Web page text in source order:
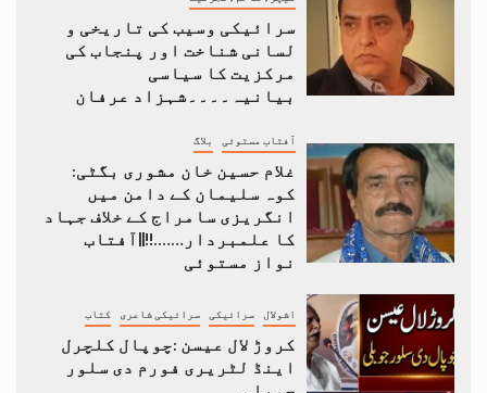
سرائیکی وسیب کی تاریخی و
لسانی شناخت اور پنجاب کی
مرکزیت کا سیاسی
بیانیہ۔۔۔۔شہزاد عرفان
آفتاب مستوئی بلاگ
غلام حسین خان مشوری بگٹی:
کوہ سلیمان کے دامن میں
انگریزی سامراج کے خلاف جہاد
کا علمبردار…….!!||آفتاب
نواز مستوئی
اشولال سرائیکی سرائیکی شاعری کتاب
کروڑ لال عیسن :چوپال کلچرل
اینڈ لٹریری فورم دی سلور